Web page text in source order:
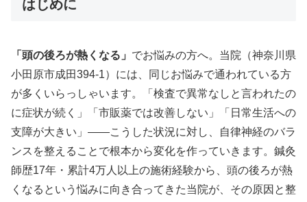
はじめに
「頭の後ろが熱くなる」 でお悩みの方へ。当院（神奈川県
小田原市成田394-1）には、同じお悩みで通われている方
が多くいらっしゃいます。「検査で異常なしと言われたの
に症状が続く」「市販薬では改善しない」「日常生活への
支障が大きい」——こうした状況に対し、自律神経のバラ
ンスを整えることで根本から変化を作っていきます。鍼灸
師歴17年・累計4万人以上の施術経験から、頭の後ろが熱
くなるという悩みに向き合ってきた当院が、その原因と整